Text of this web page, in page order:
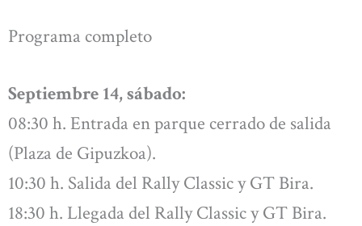
Programa completo
Septiembre 14, sábado:
08:30 h. Entrada en parque cerrado de salida
(Plaza de Gipuzkoa).
10:30 h. Salida del Rally Classic y GT Bira.
18:30 h. Llegada del Rally Classic y GT Bira.